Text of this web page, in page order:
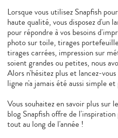
Lorsque vous utilisez Snapfish
haute qualité, vous disposez d'un
pour répondre à vos besoins
photo sur toile, tirages
tirages carrées, impression sur
soient grandes ou petites, nous
Alors n'hésitez plus et lancez-
ligne n'a jamais été aussi simple
Vous souhaitez en savoir plus sur
blog Snapfish offre de
tout au long de l'année !